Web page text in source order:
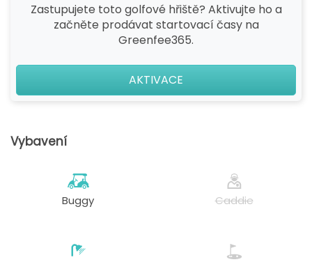
Zastupujete toto golfové hřiště? Aktivujte ho a
začněte prodávat startovací časy na
Greenfee365.
AKTIVACE
Vybavení
Buggy Caddie